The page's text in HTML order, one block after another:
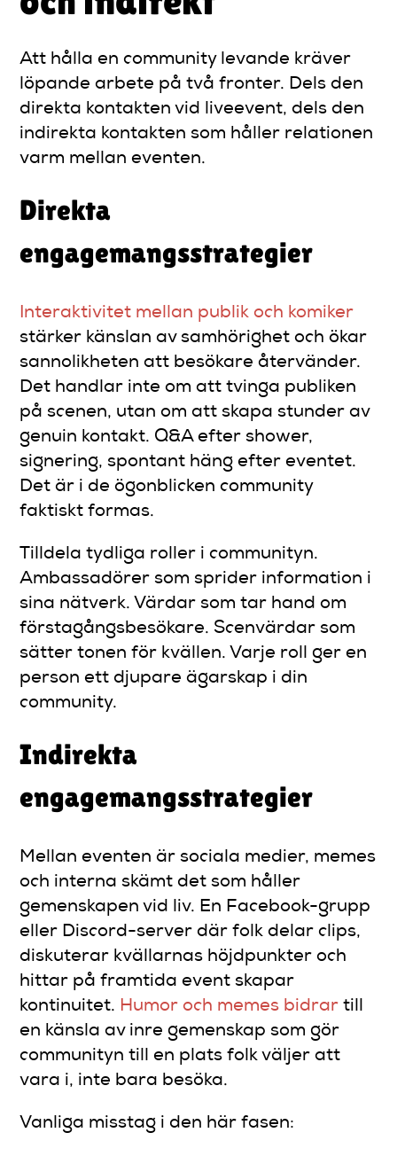
Att hålla en community levande kräver
löpande arbete på två fronter. Dels den
direkta kontakten vid liveevent, dels den
indirekta kontakten som håller relationen
varm mellan eventen.
Direkta
engagemangsstrategier
Interaktivitet mellan publik och komiker
stärker känslan av samhörighet och ökar
sannolikheten att besökare återvänder.
Det handlar inte om att tvinga publiken
på scenen, utan om att skapa stunder av
genuin kontakt. Q&A efter shower,
signering, spontant häng efter eventet.
Det är i de ögonblicken community
faktiskt formas.
Tilldela tydliga roller i communityn.
Ambassadörer som sprider information i
sina nätverk. Värdar som tar hand om
förstagångsbesökare. Scenvärdar som
sätter tonen för kvällen. Varje roll ger en
person ett djupare ägarskap i din
community.
Indirekta
engagemangsstrategier
Mellan eventen är sociala medier, memes
och interna skämt det som håller
gemenskapen vid liv. En Facebook-grupp
eller Discord-server där folk delar clips,
diskuterar kvällarnas höjdpunkter och
hittar på framtida event skapar
kontinuitet. Humor och memes bidrar till
en känsla av inre gemenskap som gör
communityn till en plats folk väljer att
vara i, inte bara besöka.
Vanliga misstag i den här fasen: